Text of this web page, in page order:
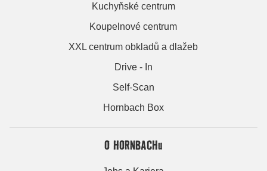
Kuchyňské centrum
Koupelnové centrum
XXL centrum obkladů a dlažeb
Drive - In
Self-Scan
Hornbach Box
O HORNBACHu